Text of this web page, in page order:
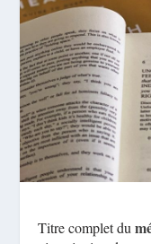
Titre complet du